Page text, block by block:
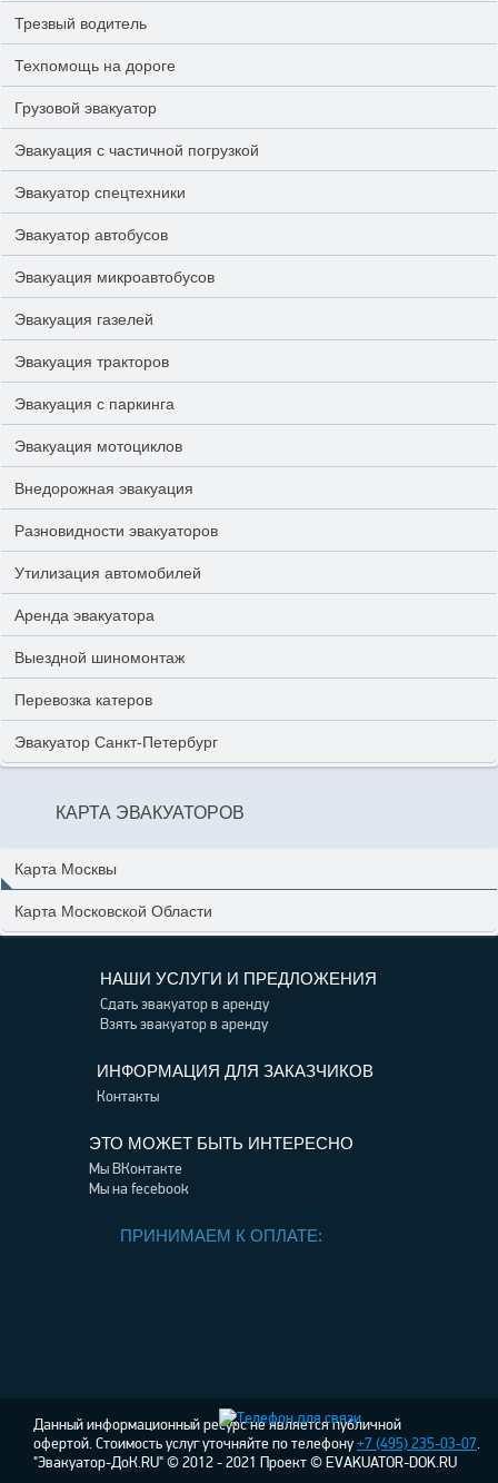
Трезвый водитель
Техпомощь на дороге
Грузовой эвакуатор
Эвакуация с частичной погрузкой
Эвакуатор спецтехники
Эвакуатор автобусов
Эвакуация микроавтобусов
Эвакуация газелей
Эвакуация тракторов
Эвакуация с паркинга
Эвакуация мотоциклов
Внедорожная эвакуация
Разновидности эвакуаторов
Утилизация автомобилей
Аренда эвакуатора
Выездной шиномонтаж
Перевозка катеров
Эвакуатор Санкт-Петербург
КАРТА ЭВАКУАТОРОВ
Карта Москвы
Карта Московской Области
НАШИ УСЛУГИ И ПРЕДЛОЖЕНИЯ
Сдать эвакуатор в аренду
Взять эвакуатор в аренду
ИНФОРМАЦИЯ ДЛЯ ЗАКАЗЧИКОВ
Контакты
ЭТО МОЖЕТ БЫТЬ ИНТЕРЕСНО
Мы ВКонтакте
Мы на fecebook
ПРИНИМАЕМ К ОПЛАТЕ:
Данный информационный ресурс не является публичной
офертой. Стоимость услуг уточняйте по телефону+7 (495) 235-03-07.
"Эвакуатор-ДоК.RU" © 2012 - 2021 Проект © EVAKUATOR-DOK.RU